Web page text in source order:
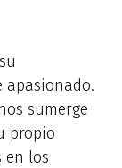
apasionado.
sumerge
propio
en los